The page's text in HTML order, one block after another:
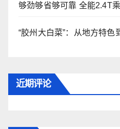
够劲够省够可靠 全能2.4T
“胶州大白菜”：从地方特
近期评论